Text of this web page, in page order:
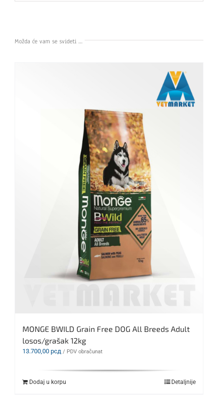
Možda će vam se svideti …
MONGE BWILD Grain Free DOG All Breeds Adult
losos/grašak 12kg
13.700,00 рсд / PDV obračunat
Dodaj u korpu Detaljnije